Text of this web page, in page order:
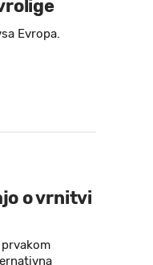
Evropa.
o vrnitvi